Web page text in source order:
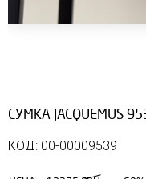
СУМКА JACQUEMUS
КОД: 00-00009539